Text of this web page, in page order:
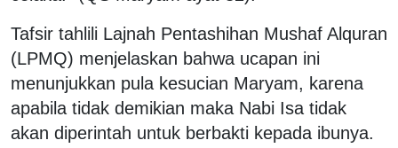
Tafsir tahlili Lajnah Pentashihan Mushaf Alquran
(LPMQ) menjelaskan bahwa ucapan ini
menunjukkan pula kesucian Maryam, karena
apabila tidak demikian maka Nabi Isa tidak
akan diperintah untuk berbakti kepada ibunya.